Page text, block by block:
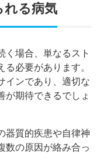
れる病気
く場合、単なるスト
必要があります。
インであり、適切な
が期待できるでしょ
器質的疾患や自律神
数の原因が絡み合っ